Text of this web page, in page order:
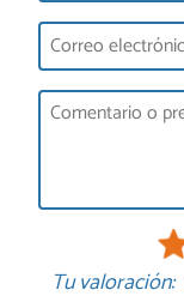
Tu valoración: